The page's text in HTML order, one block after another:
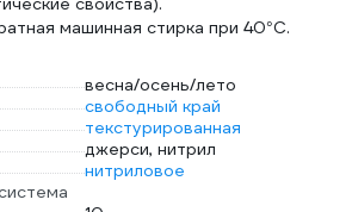
машинная стирка при 40°С.
весна/осень/лето
свободный край
текстурированная
джерси, нитрил
нитриловое